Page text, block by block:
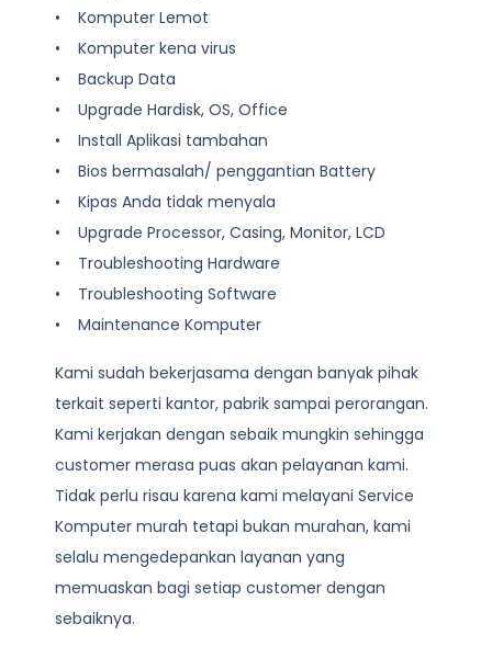
• Komputer Lemot
• Komputer kena virus
• Backup Data
• Upgrade Hardisk, OS, Office
• Install Aplikasi tambahan
• Bios bermasalah/ penggantian Battery
• Kipas Anda tidak menyala
• Upgrade Processor, Casing, Monitor, LCD
• Troubleshooting Hardware
• Troubleshooting Software
• Maintenance Komputer
Kami sudah bekerjasama dengan banyak pihak
terkait seperti kantor, pabrik sampai perorangan.
Kami kerjakan dengan sebaik mungkin sehingga
customer merasa puas akan pelayanan kami.
Tidak perlu risau karena kami melayani Service
Komputer murah tetapi bukan murahan, kami
selalu mengedepankan layanan yang
memuaskan bagi setiap customer dengan
sebaiknya.